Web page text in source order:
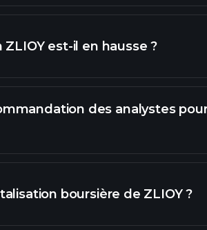
est-il en hausse ?
graphique de
des analystes
boursière de ZLIOY ?